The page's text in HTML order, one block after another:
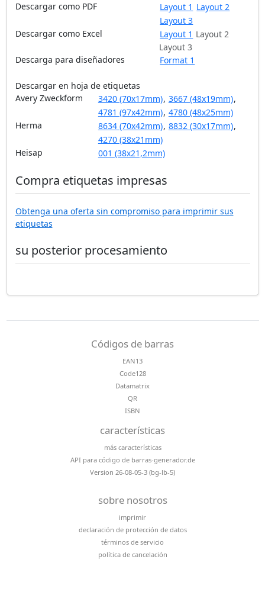
Descargar como PDF
Layout 1 Layout 2
Layout 3
Descargar como Excel
Layout 1 Layout 2
Layout 3
Descarga para diseñadores
Format 1
Descargar en hoja de etiquetas
Avery Zweckform
3420 (70x17mm), 3667 (48x19mm),
4781 (97x42mm), 4780 (48x25mm)
Herma
8634 (70x42mm), 8832 (30x17mm),
4270 (38x21mm)
Heisap
001 (38x21,2mm)
Compra etiquetas impresas
Obtenga una oferta sin compromiso para imprimir sus
etiquetas
su posterior procesamiento
Códigos de barras
EAN13
Code128
Datamatrix
QR
ISBN
características
más características
API para código de barras-generador.de
Version 26-08-05-3 (bg-lb-5)
sobre nosotros
imprimir
declaración de protección de datos
términos de servicio
política de cancelación